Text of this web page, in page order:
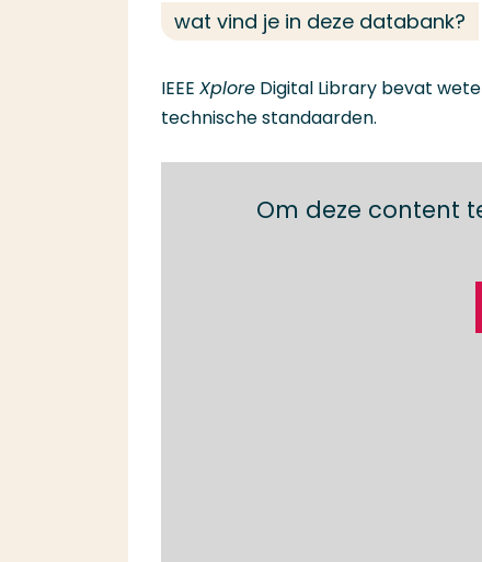
wat vind je in deze databank?
IEEE Xplore Digital Library bevat
technische standaarden.
Om deze content